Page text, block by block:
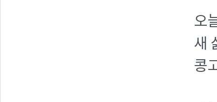
오
새
콩